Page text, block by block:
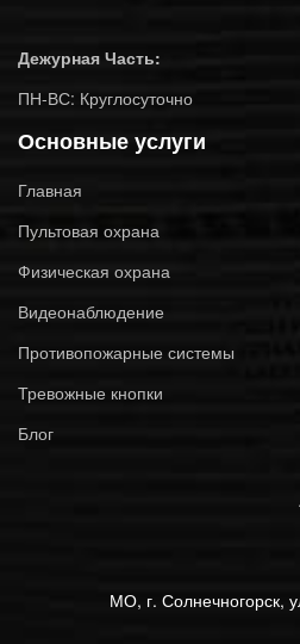
Дежурная Часть:
ПН-ВС: Круглосуточно
Основные услуги
Главная
Пультовая охрана
Физическая охрана
Видеонаблюдение
Противопожарные системы
Тревожные кнопки
Блог
МО, г. Солнечногорск,